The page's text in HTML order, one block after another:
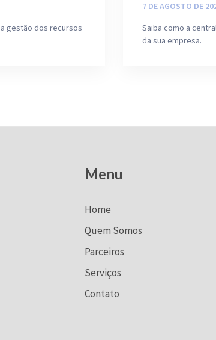
gestão dos recursos
7 DE AGOSTO DE
Saiba como a
da sua empresa.
Menu
Home
Quem Somos
Parceiros
Serviços
Contato